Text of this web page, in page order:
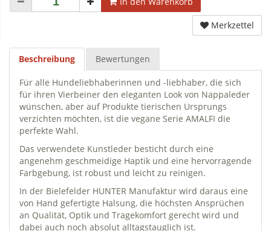
Merkzettel
Beschreibung Bewertungen
Für alle Hundeliebhaberinnen und -liebhaber, die sich
für ihren Vierbeiner den eleganten Look von Nappaleder
wünschen, aber auf Produkte tierischen Ursprungs
verzichten möchten, ist die vegane Serie AMALFI die
perfekte Wahl.
Das verwendete Kunstleder besticht durch eine
angenehm geschmeidige Haptik und eine hervorragende
Farbgebung, ist robust und leicht zu reinigen.
In der Bielefelder HUNTER Manufaktur wird daraus eine
von Hand gefertigte Halsung, die höchsten Ansprüchen
an Qualität, Optik und Tragekomfort gerecht wird und
dabei auch noch absolut alltagstauglich ist.